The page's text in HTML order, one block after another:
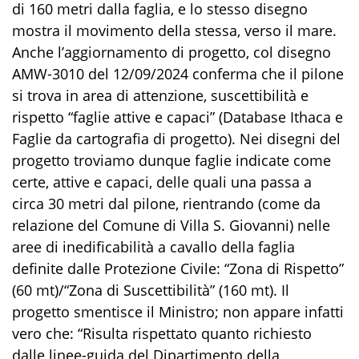
di 160 metri dalla faglia, e lo stesso disegno
mostra il movimento della stessa, verso il mare.
Anche l’aggiornamento di progetto, col disegno
AMW-3010 del 12/09/2024 conferma che il pilone
si trova in area di attenzione, suscettibilità e
rispetto “faglie attive e capaci” (Database Ithaca e
Faglie da cartografia di progetto). Nei disegni del
progetto troviamo dunque faglie indicate come
certe, attive e capaci, delle quali una passa a
circa 30 metri dal pilone, rientrando (come da
relazione del Comune di Villa S. Giovanni) nelle
aree di inedificabilità a cavallo della faglia
definite dalle Protezione Civile: “Zona di Rispetto”
(60 mt)/“Zona di Suscettibilità” (160 mt). Il
progetto smentisce il Ministro; non appare infatti
vero che: “Risulta rispettato quanto richiesto
dalle linee-guida del Dipartimento della